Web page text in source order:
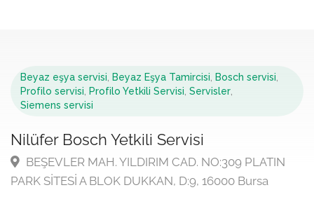
Beyaz eşya servisi Beyaz Eşya Tamircisi Bosch servisi
Profilo servisi
Profilo Yetkili Servisi Servisler
Siemens servisi
Nilüfer Bosch Yetkili Servisi
BEŞEVLER MAH. YILDIRIM CAD. NO:309 PLATIN
PARK SİTESİ A BLOK DUKKAN, D:9, 16000 Bursa